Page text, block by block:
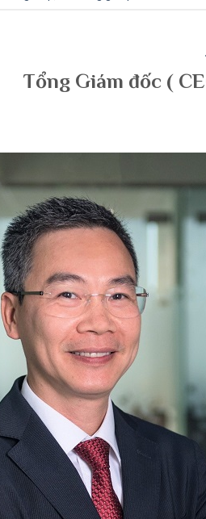
Tổng Giám đốc (